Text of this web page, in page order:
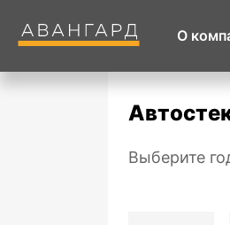
О
Выберите